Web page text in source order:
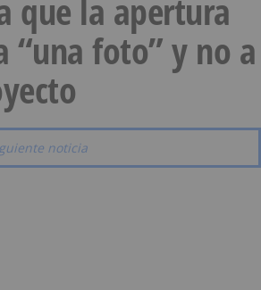
que la apertura
“una foto” y no a
noticia